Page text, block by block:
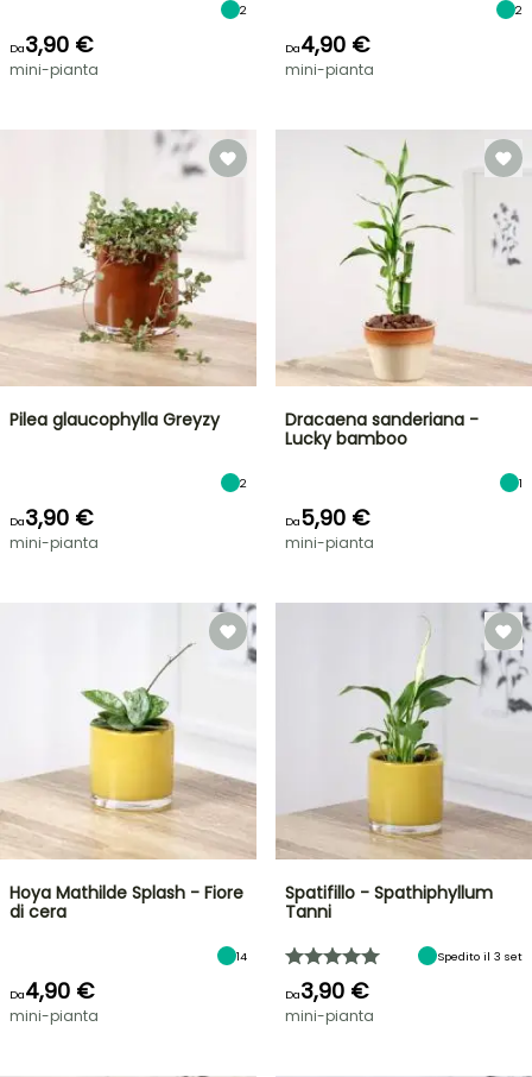
2
Da3,90 €
mini-pianta
2
Da4,90 €
mini-pianta
Pilea glaucophylla Greyzy
2
Da3,90 €
mini-pianta
Dracaena sanderiana -
Lucky bamboo
1
Da5,90 €
mini-pianta
Hoya Mathilde Splash - Fiore
di cera
14
Da4,90 €
mini-pianta
Spatifillo - Spathiphyllum
Tanni
Spedito il 3 set
Da3,90 €
mini-pianta